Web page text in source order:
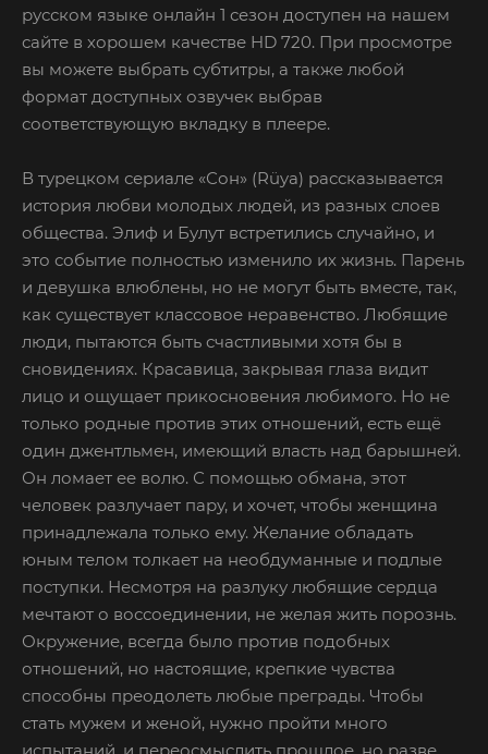
русском языке онлайн 1 сезон доступен на нашем
сайте в хорошем качестве HD 720. При просмотре
вы можете выбрать субтитры, а также любой
формат доступных озвучек выбрав
соответствующую вкладку в плеере.
В турецком сериале «Сон» (Rüya) рассказывается
история любви молодых людей, из разных слоев
общества. Элиф и Булут встретились случайно, и
это событие полностью изменило их жизнь. Парень
и девушка влюблены, но не могут быть вместе, так,
как существует классовое неравенство. Любящие
люди, пытаются быть счастливыми хотя бы в
сновидениях. Красавица, закрывая глаза видит
лицо и ощущает прикосновения любимого. Но не
только родные против этих отношений, есть ещё
один джентльмен, имеющий власть над барышней.
Он ломает ее волю. С помощью обмана, этот
человек разлучает пару, и хочет, чтобы женщина
принадлежала только ему. Желание обладать
юным телом толкает на необдуманные и подлые
поступки. Несмотря на разлуку любящие сердца
мечтают о воссоединении, не желая жить порознь.
Окружение, всегда было против подобных
отношений, но настоящие, крепкие чувства
способны преодолеть любые преграды. Чтобы
стать мужем и женой, нужно пройти много